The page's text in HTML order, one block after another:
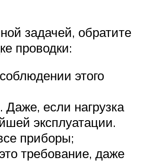
задачей, обратите
проводки:
этого
Даже, если нагрузка
эксплуатации.
приборы;
требование, даже